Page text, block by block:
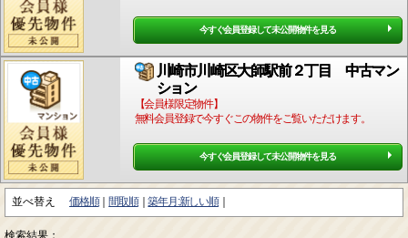
今すぐ会員登録して未公開物件を見る
川崎市川崎区大師駅前２丁目 中古マン
ション
【会員様限定物件】
無料会員登録で今すぐこの物件をご覧いただけます。
今すぐ会員登録して未公開物件を見る
並べ替え 価格順 間取順 築年月:新しい順
検索結果：